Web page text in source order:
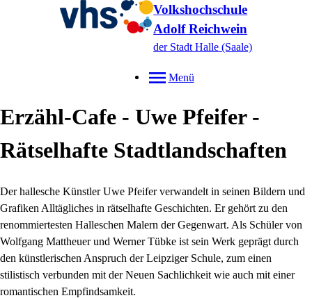
Volkshochschule
Adolf Reichwein
der Stadt Halle (Saale)
Menü
Erzähl-Cafe - Uwe Pfeifer -
Rätselhafte Stadtlandschaften
Der hallesche Künstler Uwe Pfeifer verwandelt in seinen Bildern und
Grafiken Alltägliches in rätselhafte Geschichten. Er gehört zu den
renommiertesten Halleschen Malern der Gegenwart. Als Schüler von
Wolfgang Mattheuer und Werner Tübke ist sein Werk geprägt durch
den künstlerischen Anspruch der Leipziger Schule, zum einen
stilistisch verbunden mit der Neuen Sachlichkeit wie auch mit einer
romantischen Empfindsamkeit.